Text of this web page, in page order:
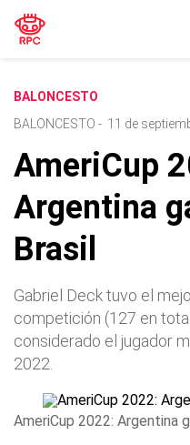
BALONCESTO
BALONCESTO - 11 de
AmeriCup
Argentina
Brasil
Gabriel Deck tuvo el
competición (127 en
considerado el jugador
2022.
AmeriCup 2022: Argentina